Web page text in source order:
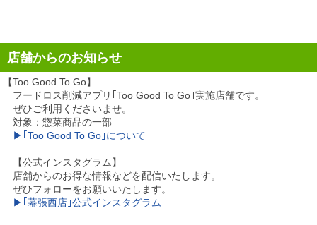
店舗からのお知らせ
【Too Good To Go】
フードロス削減アプリ｢Too Good To Go｣実施店舗です。
ぜひご利用くださいませ。
対象：惣菜商品の一部
▶｢Too Good To Go｣について
【公式インスタグラム】
店舗からのお得な情報などを配信いたします。
ぜひフォローをお願いいたします。
▶｢幕張西店｣公式インスタグラム